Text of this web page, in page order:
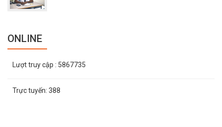
ONLINE
Lượt truy cập : 5867735
Trực tuyến: 388